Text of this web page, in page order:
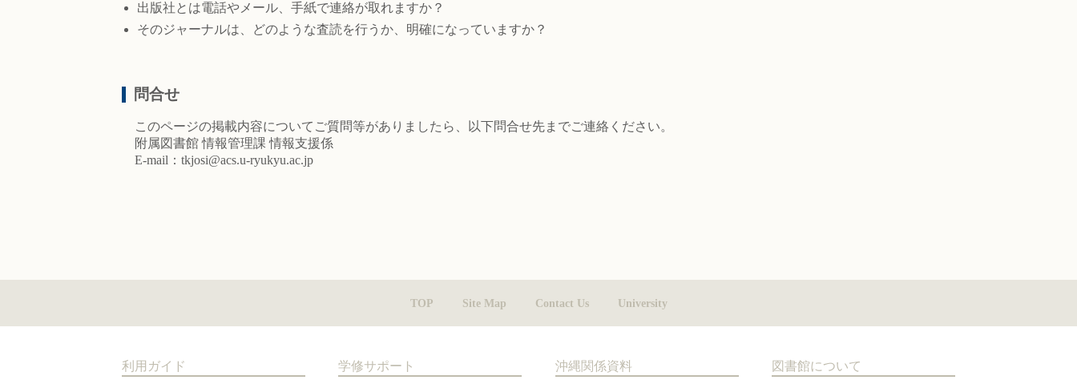
出版社とは電話やメール、手紙で連絡が取れますか？
そのジャーナルは、どのような査読を行うか、明確になっていますか？
問合せ
このページの掲載内容についてご質問等がありましたら、以下問合せ先までご連絡ください。
附属図書館 情報管理課 情報支援係
E-mail：tkjosi@acs.u-ryukyu.ac.jp
TOP Site Map Contact Us University
利用ガイド 学修サポート 沖縄関係資料 図書館について